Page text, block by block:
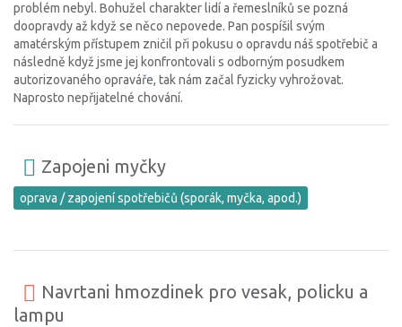
problém nebyl. Bohužel charakter lidí a řemeslníků se pozná
doopravdy až když se něco nepovede. Pan pospíšil svým
amatérským přístupem zničil při pokusu o opravdu náš spotřebič a
následně když jsme jej konfrontovali s odborným posudkem
autorizovaného opraváře, tak nám začal fyzicky vyhrožovat.
Naprosto nepřijatelné chování.
Zapojeni myčky
oprava / zapojení spotřebičů (sporák, myčka, apod.)
Navrtani hmozdinek pro vesak, policku a
lampu